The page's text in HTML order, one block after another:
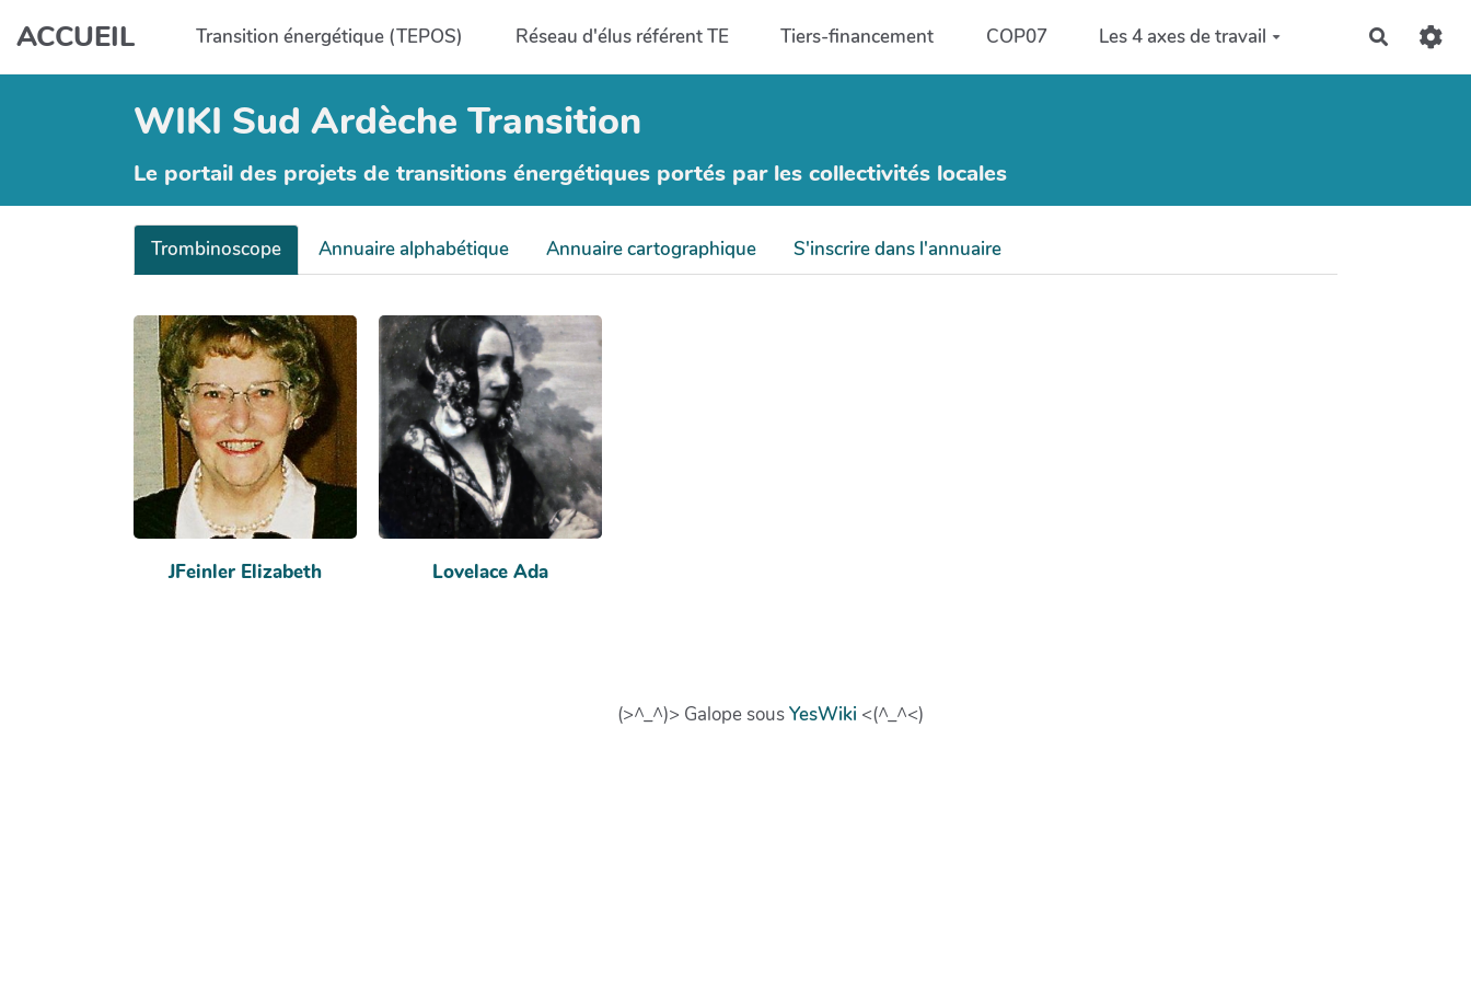
Aller au contenu principal
ACCUEIL Transition énergétique (TEPOS) Réseau d'élus référent TE Tiers-financement COP07 Les 4 axes de travail
WIKI Sud Ardèche Transition
Le portail des projets de transitions énergétiques portés par les collectivités locales
Trombinoscope Annuaire alphabétique Annuaire cartographique S'inscrire dans l'annuaire
JFeinler Elizabeth Lovelace Ada
(>^_^)> Galope sousYesWiki <(^_^<)